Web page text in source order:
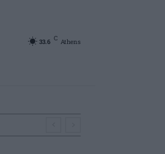
33.6 C Athens